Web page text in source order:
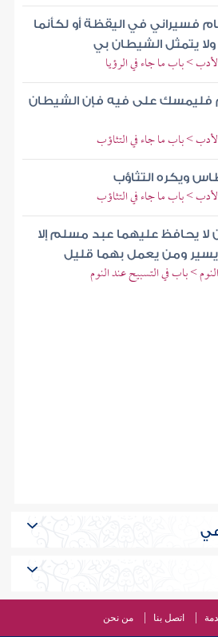
فسيراني في اليقظة أو لكأنما
يتمثل الشيطان بي
> باب ما جاء في الرؤيا
فليمسك على فيه فإن الشيطان
> باب ما جاء في التثاؤب
ويكره التثاؤب
> باب ما جاء في التثاؤب
لا يحافظ عليهما عبد مسلم إلا
ومن يعمل بهما قليل
> باب في التسبيح عند النوم
اتصل بنا من نحن